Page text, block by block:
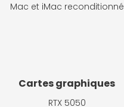
Mac et iMac reconditionné
Cartes graphiques
RTX 5050